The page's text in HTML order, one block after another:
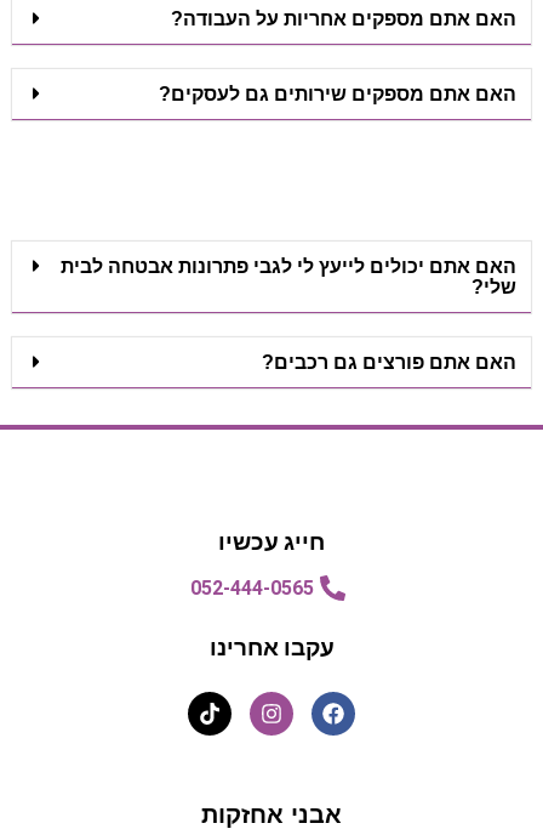
האם אתם מספקים אחריות על העבודה?
האם אתם מספקים שירותים גם לעסקים?
האם אתם יכולים לייעץ לי לגבי פתרונות אבטחה לבית
שלי?
האם אתם פורצים גם רכבים?
חייג עכשיו
052-444-0565
עקבו אחרינו
אבני אחזקות